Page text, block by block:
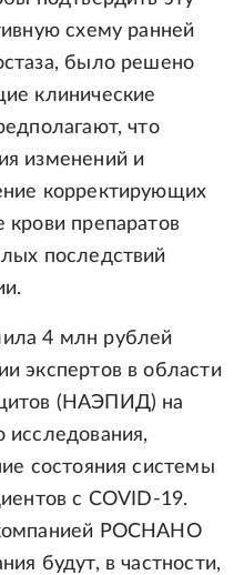
схему ранней
было решено
клинические
что
изменений и
корректирующих
крови препаратов
последствий
4 млн рублей
экспертов в области
(НАЭПИД) на
исследования,
состояния системы
с COVID-19.
РОСНАНО
будут, в частности,